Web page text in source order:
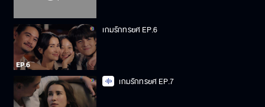
เกมรักทรยศ EP.6
เกมรักทรยศ EP.7